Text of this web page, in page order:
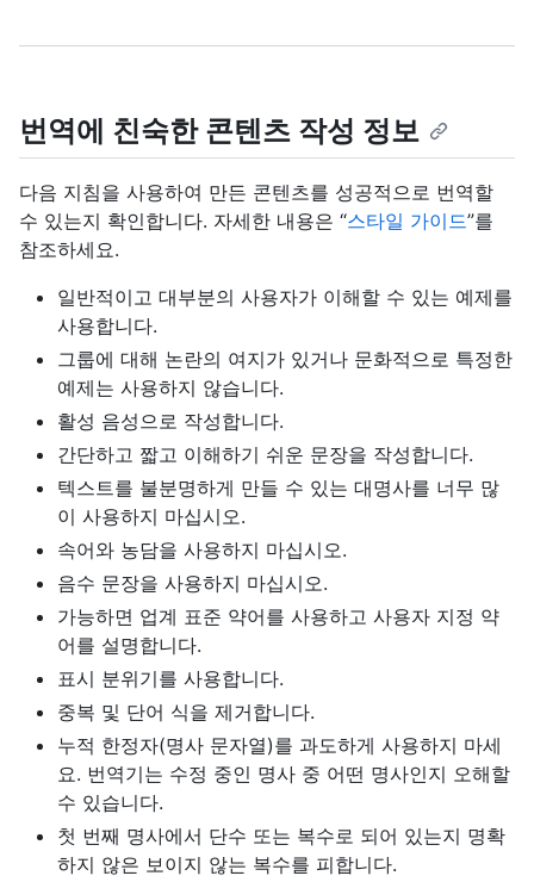
번역에 친숙한 콘텐츠 작성 정보
다음 지침을 사용하여 만든 콘텐츠를 성공적으로 번역할
수 있는지 확인합니다. 자세한 내용은 “스타일 가이드”를
참조하세요.
일반적이고 대부분의 사용자가 이해할 수 있는 예제를
사용합니다.
그룹에 대해 논란의 여지가 있거나 문화적으로 특정한
예제는 사용하지 않습니다.
활성 음성으로 작성합니다.
간단하고 짧고 이해하기 쉬운 문장을 작성합니다.
텍스트를 불분명하게 만들 수 있는 대명사를 너무 많
이 사용하지 마십시오.
속어와 농담을 사용하지 마십시오.
음수 문장을 사용하지 마십시오.
가능하면 업계 표준 약어를 사용하고 사용자 지정 약
어를 설명합니다.
표시 분위기를 사용합니다.
중복 및 단어 식을 제거합니다.
누적 한정자(명사 문자열)를 과도하게 사용하지 마세
요. 번역기는 수정 중인 명사 중 어떤 명사인지 오해할
수 있습니다.
첫 번째 명사에서 단수 또는 복수로 되어 있는지 명확
하지 않은 보이지 않는 복수를 피합니다.